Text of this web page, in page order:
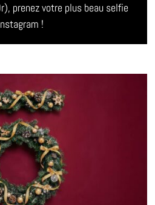
prenez votre plus beau selfie
!